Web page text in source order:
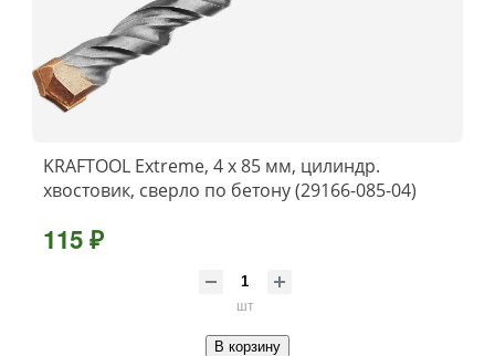
KRAFTOOL Extreme, 4 х 85 мм, цилиндр.
хвостовик, сверло по бетону (29166-085-04)
115 ₽
шт
В корзину